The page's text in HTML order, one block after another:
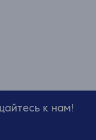
к нам!